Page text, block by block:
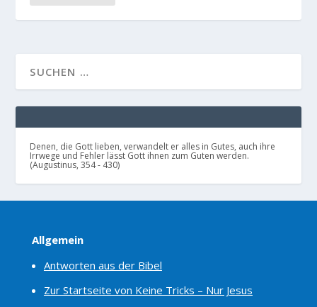
Denen, die Gott lieben, verwandelt er alles in Gutes, auch ihre
Irrwege und Fehler lässt Gott ihnen zum Guten werden.
(Augustinus, 354 - 430)
Allgemein
Antworten aus der Bibel
Zur Startseite von Keine Tricks – Nur Jesus